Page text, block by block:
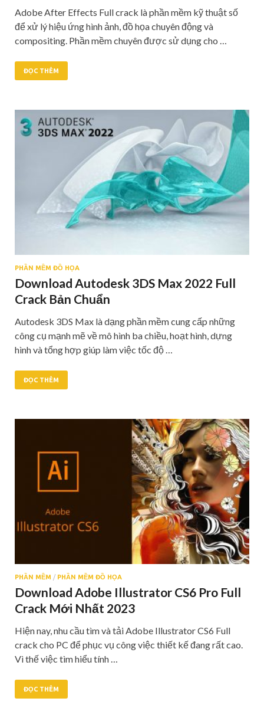
Adobe After Effects Full crack là phần mềm kỹ thuật số
để xử lý hiệu ứng hình ảnh, đồ họa chuyên động và
compositing. Phần mềm chuyên được sử dụng cho …
ĐỌC THÊM
PHẦN MỀM ĐỒ HỌA
Download Autodesk 3DS Max 2022 Full
Crack Bản Chuẩn
Autodesk 3DS Max là dạng phần mềm cung cấp những
công cụ mạnh mẽ về mô hình ba chiều, hoạt hình, dựng
hình và tổng hợp giúp làm việc tốc độ …
ĐỌC THÊM
PHẦN MỀM / PHẦN MỀM ĐỒ HỌA
Download Adobe Illustrator CS6 Pro Full
Crack Mới Nhất 2023
Hiện nay, nhu cầu tìm và tải Adobe Illustrator CS6 Full
crack cho PC để phục vụ công việc thiết kế đang rất cao.
Vì thế việc tìm hiểu tính …
ĐỌC THÊM